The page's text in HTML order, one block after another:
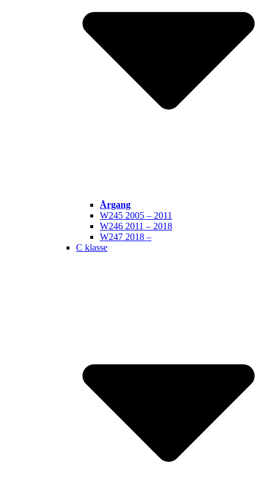
Årgang
W245 2005 – 2011
W246 2011 – 2018
W247 2018 –
C klasse